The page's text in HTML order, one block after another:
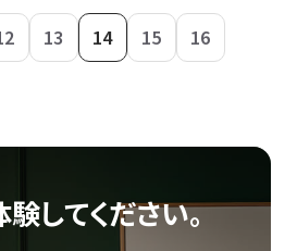
13 14 15 16
してください。